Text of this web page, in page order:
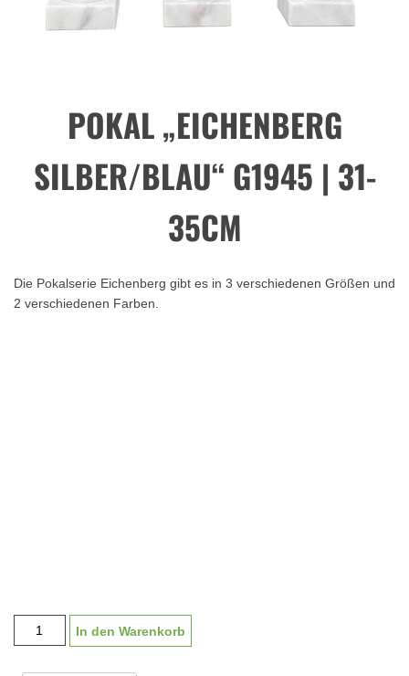
POKAL „EICHENBERG
SILBER/BLAU“ G1945 | 31-
35CM
Die Pokalserie Eichenberg gibt es in 3 verschiedenen Größen und
2 verschiedenen Farben.
Pokal
"Eichenberg
In den Warenkorb